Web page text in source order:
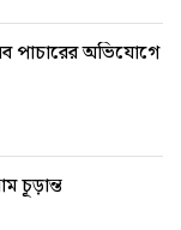
পাচারের অভিযোগে
চূড়ান্ত